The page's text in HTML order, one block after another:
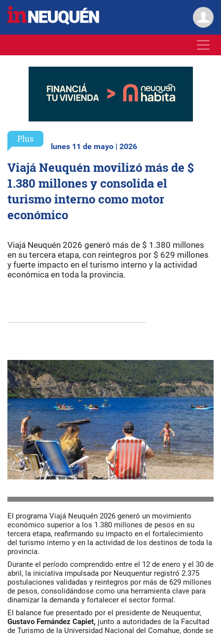
Plus
lunes 11 de mayo | 2026
Viajá Neuquén movilizó más de $
1.380 millones y consolida el
turismo interno como motor
económico
Viajá Neuquén 2026 generó más de $ 1.380 millones
en su tercera etapa, con reintegros por $ 629 millones
y fuerte impacto en el turismo interno y la actividad
económica en toda la provincia.
El programa Viajá Neuquén 2026 generó un movimiento
económico superior a los 1.380 millones de pesos en su
tercera etapa, reafirmando su impacto en el fortalecimiento
del turismo interno y en la actividad de los destinos de toda la
provincia.
Durante el período comprendido entre el 12 de enero y el 30 de
abril, la iniciativa impulsada por Neuquentur registró 2.375
postulaciones validadas y reintegros por más de 629 millones
de pesos, consolidándose como una herramienta clave para
dinamizar la demanda y fortalecer el sector formal.
El balance fue presentado por el presidente de Neuquentur,
Gustavo Fernández Capiet, junto a autoridades de la Facultad
de Turismo de la Universidad Nacional del Comahue, donde se